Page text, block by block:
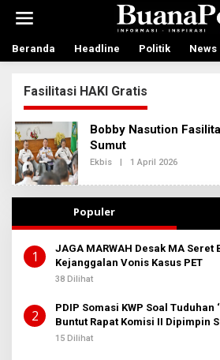
t
Beranda Headline Politik News
Fasilitasi HAKI Gratis
Bobby Nasution
Sumut
Ekbis | 1 April 2026
E
H
D
K
S
Populer
1
JAGA MARWAH Desak MA
Kejanggalan Vonis Kasus PET
38 Dilihat
2
PDIP Somasi KWP Soal Tuduhan
Buntut Rapat Komisi II Dipimpin
15 Dilihat